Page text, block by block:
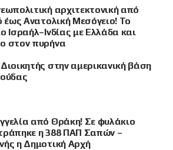
αρχιτεκτονική από
έως Ανατολική Μεσόγειο! Το
Ισραήλ–Ινδίας με Ελλάδα και
στον πυρήνα
στην αμερικανική βάση
από Θράκη! Σε φυλάκιο
η 388 ΠΑΠ Σαπών –
η Δημοτική Αρχή